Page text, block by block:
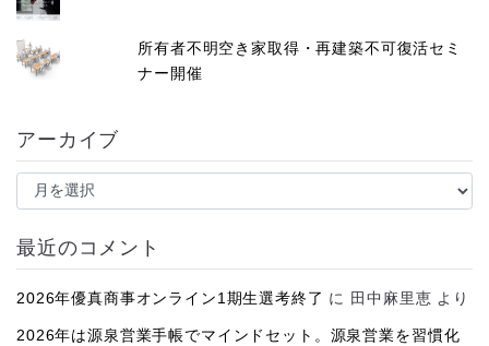
所有者不明空き家取得・再建築不可復活セミ
ナー開催
アーカイブ
ア
イ
ブ
最近のコメント
2026年優真商事オンライン1期生選考終了 に 田中麻里恵 より
2026年は源泉営業手帳でマインドセット。源泉営業を習慣化